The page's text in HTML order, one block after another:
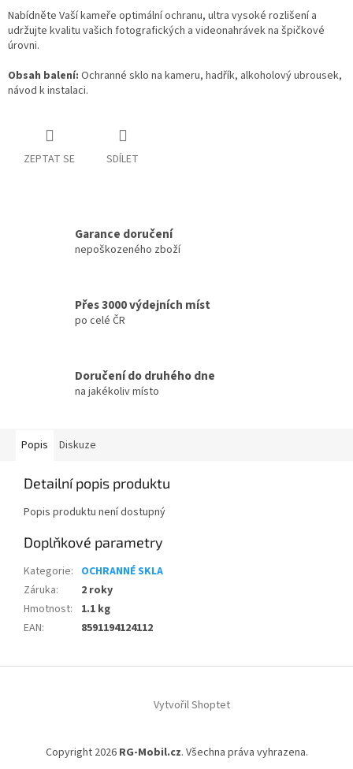
Nabídněte Vaší kameře optimální ochranu, ultra vysoké rozlišení a
udržujte kvalitu vašich fotografických a videonahrávek na špičkové
úrovni.
Obsah balení: Ochranné sklo na kameru, hadřík, alkoholový ubrousek,
návod k instalaci.
ZEPTAT SE SDÍLET
Garance doručení
nepoškozeného zboží
Přes 3000 výdejních míst
po celé ČR
Doručení do druhého dne
na jakékoliv místo
Popis Diskuze
Detailní popis produktu
Popis produktu není dostupný
Doplňkové parametry
Kategorie: OCHRANNÉ SKLA
Záruka:
2 roky
Hmotnost:
1.1 kg
EAN: 8591194124112
Vytvořil Shoptet
Copyright 2026 RG-Mobil.cz. Všechna práva vyhrazena.